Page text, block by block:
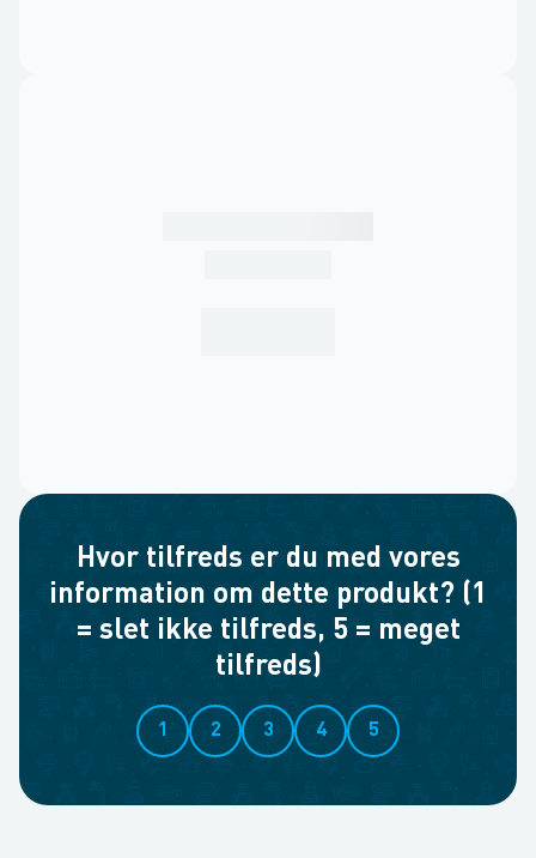
Hvor tilfreds er du med vores
information om dette produkt? (1
= slet ikke tilfreds, 5 = meget
tilfreds)
1 2 3 4 5